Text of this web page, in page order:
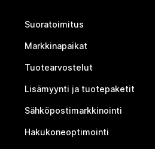
Suoratoimitus
Markkinapaikat
Tuotearvostelut
Lisämyynti ja tuotepaketit
Sähköpostimarkkinointi
Hakukoneoptimointi